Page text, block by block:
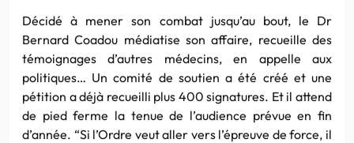
Décidé à mener son combat jusqu’au bout, le Dr
Bernard Coadou médiatise son affaire, recueille des
témoignages d’autres médecins, en appelle aux
politiques… Un comité de soutien a été créé et une
pétition a déjà recueilli plus 400 signatures. Et il attend
de pied ferme la tenue de l’audience prévue en fin
d’année. “Si l’Ordre veut aller vers l’épreuve de force, il